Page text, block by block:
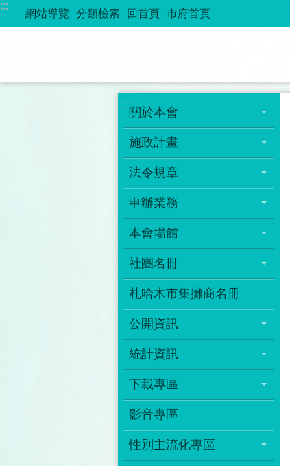
跳到主要內容區塊
:::
網站導覽 分類檢索 回首頁 市府首頁
:::
關於本會
施政計畫
法令規章
申辦業務
本會場館
社團名冊
札哈木市集攤商名冊
公開資訊
統計資訊
下載專區
影音專區
性別主流化專區